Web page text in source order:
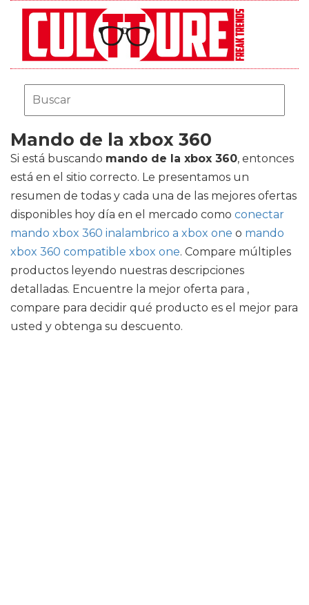
Mando de la xbox 360
Si está buscando mando de la xbox 360, entonces
está en el sitio correcto. Le presentamos un
resumen de todas y cada una de las mejores ofertas
disponibles hoy día en el mercado como conectar
mando xbox 360 inalambrico a xbox one o mando
xbox 360 compatible xbox one. Compare múltiples
productos leyendo nuestras descripciones
detalladas. Encuentre la mejor oferta para ,
compare para decidir qué producto es el mejor para
usted y obtenga su descuento.